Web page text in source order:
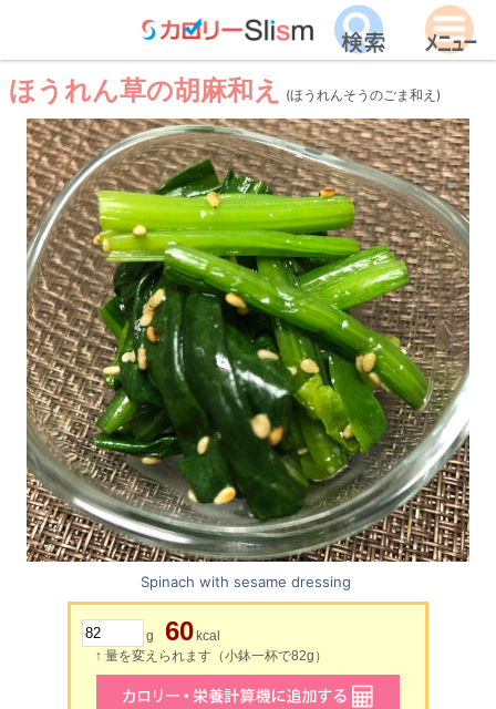
ほうれん草の胡麻和え (ほうれんそうのごま和え)
Spinach with sesame dressing
g 60 kcal
↑ 量を変えられます（小鉢一杯で82g）